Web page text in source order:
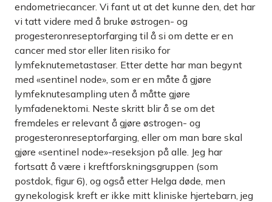
endometriecancer. Vi fant ut at det kunne den, det har
vi tatt videre med å bruke østrogen- og
progesteronreseptorfarging til å si om dette er en
cancer med stor eller liten risiko for
lymfeknutemetastaser. Etter dette har man begynt
med «sentinel node», som er en måte å gjøre
lymfeknutesampling uten å måtte gjøre
lymfadenektomi. Neste skritt blir å se om det
fremdeles er relevant å gjøre østrogen- og
progesteronreseptorfarging, eller om man bare skal
gjøre «sentinel node»-reseksjon på alle. Jeg har
fortsatt å være i kreftforskningsgruppen (som
postdok, figur 6), og også etter Helga døde, men
gynekologisk kreft er ikke mitt kliniske hjertebarn, jeg